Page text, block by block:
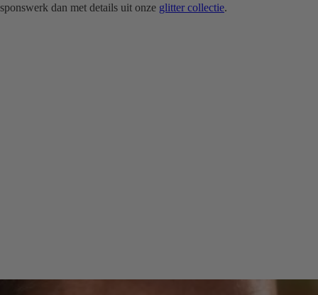
sponswerk dan met details uit onze glitter collectie.